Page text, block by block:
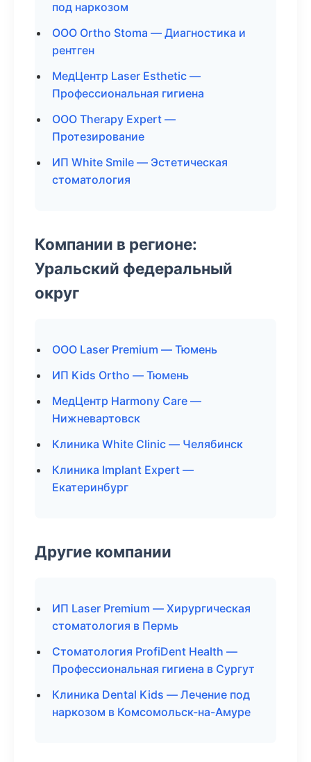
под наркозом
ООО Ortho Stoma — Диагностика и
рентген
МедЦентр Laser Esthetic —
Профессиональная гигиена
ООО Therapy Expert —
Протезирование
ИП White Smile — Эстетическая
стоматология
Компании в регионе:
Уральский федеральный
округ
ООО Laser Premium — Тюмень
ИП Kids Ortho — Тюмень
МедЦентр Harmony Care —
Нижневартовск
Клиника White Clinic — Челябинск
Клиника Implant Expert —
Екатеринбург
Другие компании
ИП Laser Premium — Хирургическая
стоматология в Пермь
Стоматология ProfiDent Health —
Профессиональная гигиена в Сургут
Клиника Dental Kids — Лечение под
наркозом в Комсомольск-на-Амуре